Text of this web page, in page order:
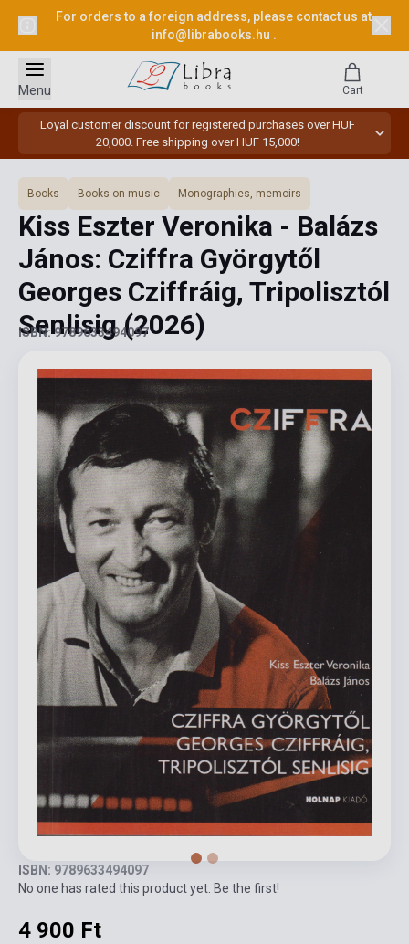
For orders to a foreign address, please contact us at
info@librabooks.hu .
Loyal customer discount for registered purchases over HUF
20,000. Free shipping over HUF 15,000!
Menu Cart
Books Books on music Monographies, memoirs
Kiss Eszter Veronika - Balázs
János: Cziffra Györgytől
Georges Cziffráig, Tripolisztól
Senlisig(2026)
ISBN: 9789633494097
ISBN: 9789633494097
No one has rated this product yet. Be the first!
4 900 Ft